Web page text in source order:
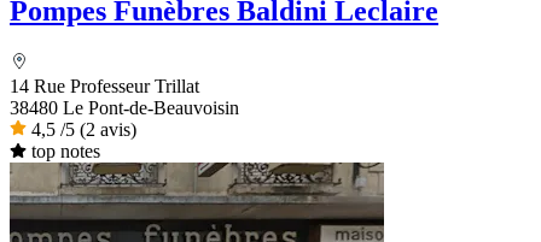
Pompes Funèbres Baldini Leclaire
14 Rue Professeur Trillat
38480 Le Pont-de-Beauvoisin
4,5 /5 (2 avis)
top notes